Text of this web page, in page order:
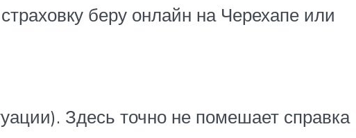
беру онлайн на Черехапе или
Здесь точно не помешает справка